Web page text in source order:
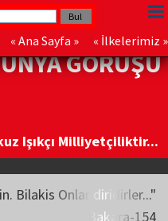
« Ana Sayfa » « İlkelerimiz »
GÖRÜŞÜ
Işıkçı Milliyetçiliktir...
Bilakis Onlar diridirler..."
Bakara-154